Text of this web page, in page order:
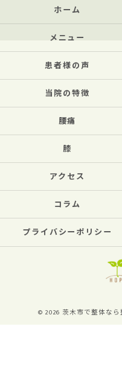
ホーム
メニュー
患者様の声
当院の特徴
腰痛
膝
アクセス
コラム
プライバシーポリシー
© 2026 茨木市で整体なら